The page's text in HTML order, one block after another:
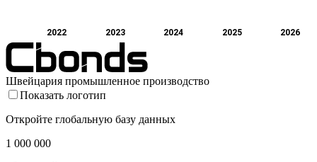
2022 2023 2024 2025 2026
Швейцария промышленное производство
Показать логотип
Откройте глобальную базу данных
1 000 000